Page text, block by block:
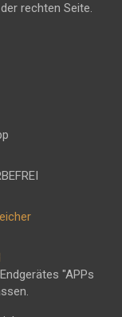
rechten Seite.
"APPs